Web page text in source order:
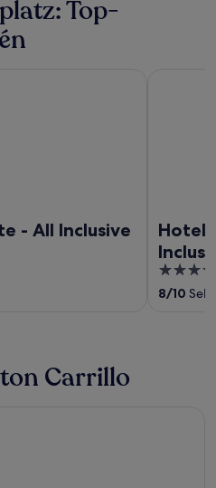
Top-
- All Inclusive
Hotel
4
out
8/10
Carrillo